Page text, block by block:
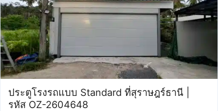
ประตูโรงรถแบบ Standard ที่สุราษฎร์ธานี |
รหัส OZ-2604648